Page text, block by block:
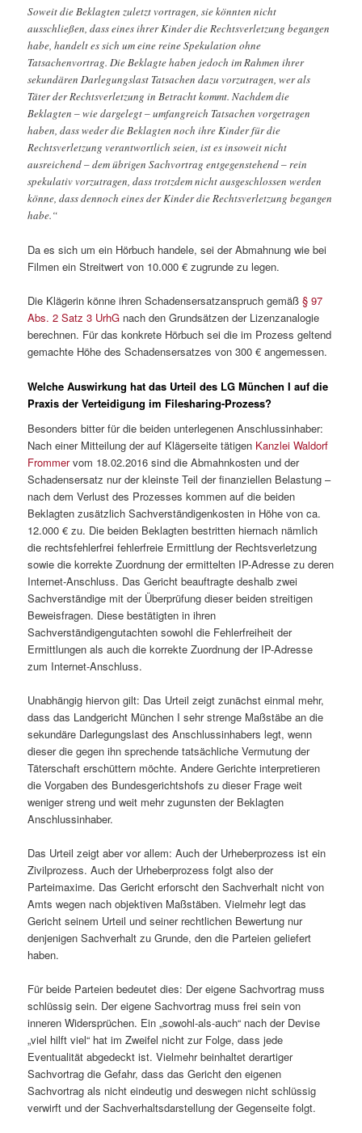
Soweit die Beklagten zuletzt vortragen, sie könnten nicht
ausschließen, dass eines ihrer Kinder die Rechtsverletzung begangen
habe, handelt es sich um eine reine Spekulation ohne
Tatsachenvortrag. Die Beklagte haben jedoch im Rahmen ihrer
sekundären Darlegungslast Tatsachen dazu vorzutragen, wer als
Täter der Rechtsverletzung in Betracht kommt. Nachdem die
Beklagten ‒ wie dargelegt ‒ umfangreich Tatsachen vorgetragen
haben, dass weder die Beklagten noch ihre Kinder für die
Rechtsverletzung verantwortlich seien, ist es insoweit nicht
ausreichend ‒ dem übrigen Sachvortrag entgegenstehend ‒ rein
spekulativ vorzutragen, dass trotzdem nicht ausgeschlossen werden
könne, dass dennoch eines der Kinder die Rechtsverletzung begangen
habe.“
Da es sich um ein Hörbuch handele, sei der Abmahnung wie bei
Filmen ein Streitwert von 10.000 € zugrunde zu legen.
Die Klägerin könne ihren Schadensersatzanspruch gemäß§ 97
Abs. 2 Satz 3 UrhG nach den Grundsätzen der Lizenzanalogie
berechnen. Für das konkrete Hörbuch sei die im Prozess geltend
gemachte Höhe des Schadensersatzes von 300 € angemessen.
Welche Auswirkung hat das Urteil des LG München I auf die
Praxis der Verteidigung im Filesharing-Prozess?
Besonders bitter für die beiden unterlegenen Anschlussinhaber:
Nach einer Mitteilung der auf Klägerseite tätigen Kanzlei Waldorf
Frommervom 18.02.2016 sind die Abmahnkosten und der
Schadensersatz nur der kleinste Teil der finanziellen Belastung –
nach dem Verlust des Prozesses kommen auf die beiden
Beklagten zusätzlich Sachverständigenkosten in Höhe von ca.
12.000 € zu. Die beiden Beklagten bestritten hiernach nämlich
die rechtsfehlerfrei fehlerfreie Ermittlung der Rechtsverletzung
sowie die korrekte Zuordnung der ermittelten IP-Adresse zu deren
Internet-Anschluss. Das Gericht beauftragte deshalb zwei
Sachverständige mit der Überprüfung dieser beiden streitigen
Beweisfragen. Diese bestätigten in ihren
Sachverständigengutachten sowohl die Fehlerfreiheit der
Ermittlungen als auch die korrekte Zuordnung der IP-Adresse
zum Internet-Anschluss.
Unabhängig hiervon gilt: Das Urteil zeigt zunächst einmal mehr,
dass das Landgericht München I sehr strenge Maßstäbe an die
sekundäre Darlegungslast des Anschlussinhabers legt, wenn
dieser die gegen ihn sprechende tatsächliche Vermutung der
Täterschaft erschüttern möchte. Andere Gerichte interpretieren
die Vorgaben des Bundesgerichtshofs zu dieser Frage weit
weniger streng und weit mehr zugunsten der Beklagten
Anschlussinhaber.
Das Urteil zeigt aber vor allem: Auch der Urheberprozess ist ein
Zivilprozess. Auch der Urheberprozess folgt also der
Parteimaxime. Das Gericht erforscht den Sachverhalt nicht von
Amts wegen nach objektiven Maßstäben. Vielmehr legt das
Gericht seinem Urteil und seiner rechtlichen Bewertung nur
denjenigen Sachverhalt zu Grunde, den die Parteien geliefert
haben.
Für beide Parteien bedeutet dies: Der eigene Sachvortrag muss
schlüssig sein. Der eigene Sachvortrag muss frei sein von
inneren Widersprüchen. Ein „sowohl-als-auch“ nach der Devise
„viel hilft viel“ hat im Zweifel nicht zur Folge, dass jede
Eventualität abgedeckt ist. Vielmehr beinhaltet derartiger
Sachvortrag die Gefahr, dass das Gericht den eigenen
Sachvortrag als nicht eindeutig und deswegen nicht schlüssig
verwirft und der Sachverhaltsdarstellung der Gegenseite folgt.